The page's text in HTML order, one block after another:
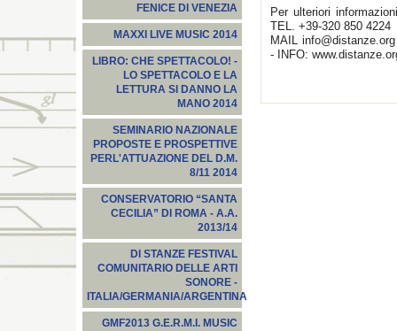
FENICE DI VENEZIA
MAXXI LIVE MUSIC 2014
LIBRO: CHE SPETTACOLO! -
LO SPETTACOLO E LA
LETTURA SI DANNO LA
MANO 2014
SEMINARIO NAZIONALE
PROPOSTE E PROSPETTIVE
PERL'ATTUAZIONE DEL D.M.
8/11 2014
CONSERVATORIO “SANTA
CECILIA” DI ROMA - A.A.
2013/14
DI STANZE FESTIVAL
COMUNITARIO DELLE ARTI
SONORE -
ITALIA/GERMANIA/ARGENTINA
GMF2013 G.E.R.M.I. MUSIC
Per ulteriori
TEL. +39-320 850 4224
MAIL info@distanze.org
- INFO: